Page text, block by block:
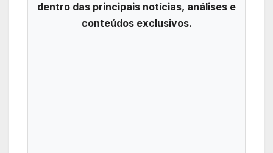
dentro das principais notícias, análises e
conteúdos exclusivos.